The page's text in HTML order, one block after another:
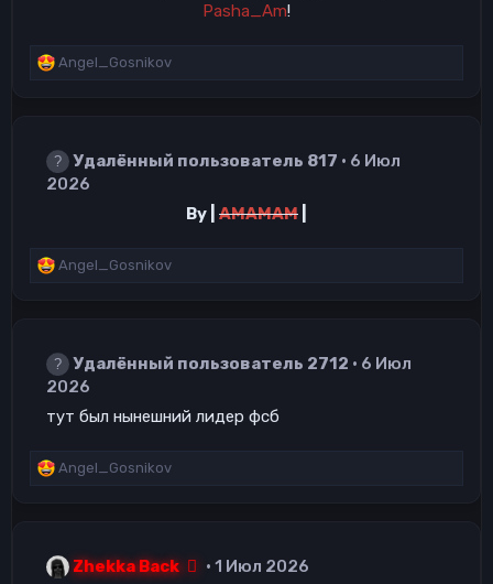
Pasha_Am!​
Р
и
и
Angel_Gosnikov
Удалённый пользователь 817
6 Июл
2026
By | AMAMAM
Р
и
и
Angel_Gosnikov
Удалённый пользователь 2712
6 Июл
2026
тут был нынешний лидер фсб
Р
и
Angel_Gosnikov
Zhekka Back 1 Июл 2026